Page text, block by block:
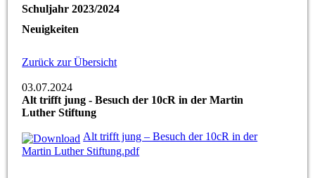
Schuljahr 2023/2024
Neuigkeiten
Zurück zur Übersicht
03.07.2024
Alt trifft jung - Besuch der 10cR in der Martin
Luther Stiftung
Alt trifft jung – Besuch der 10cR in der
Martin Luther Stiftung.pdf